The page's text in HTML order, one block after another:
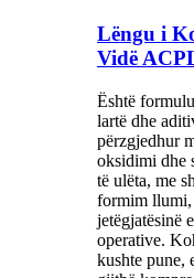
Lëngu i
Vidë
Është
lartë dhe
përzgjedhur
oksidimi dhe
të ulëta, me
formim llumi,
jetëgjatësinë
operative.
kushte pune,